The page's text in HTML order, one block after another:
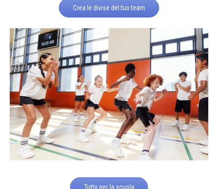
Crea le divise del tuo team
Tutto per la scuola